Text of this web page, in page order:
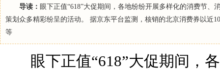
导读： 眼下正值“618”大促期间，各地纷纷开展多样化的消费节
策划众多精彩纷呈的活动。 据京东平台监测，核销的北京消费券以近
等
眼下正值“618”大促期间，各